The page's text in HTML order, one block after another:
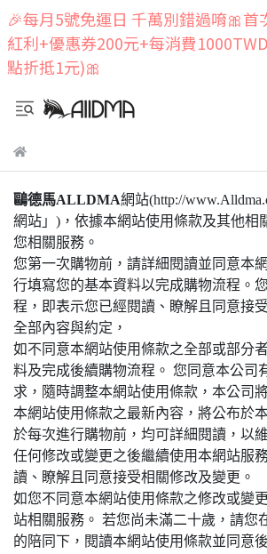
🎉每月5號免運日 千萬別錯過唷🎀首
紅利+優惠券200元+每消費
點折抵1元)🎀
鷗德馬ALLDMA網站(http://
網站」)，依據本網站使用條款及其他相
您相關服務。
您第一次購物前，請詳細閱讀並同意本
行填寫您的基本資料以完成購物流程。
程，即表示您已經閱讀、瞭解且同意接
全部內容與約定，
如不同意本網站使用條款之全部或部分
料及完成後續購物流程。 您同意本公司
求，隨時調整本網站使用條款，本公司
本網站使用條款之最新內容，將公布於
於每次進行購物前，均可詳細閱讀，以
任何修改或變更之後繼續使用本網站服
讀、瞭解且同意接受相關修改及變更。
如您不同意本網站使用條款之修改或變
站相關服務。 若您尚未滿二十歲，請您
的陪同下，閱讀本網站使用條款並同意